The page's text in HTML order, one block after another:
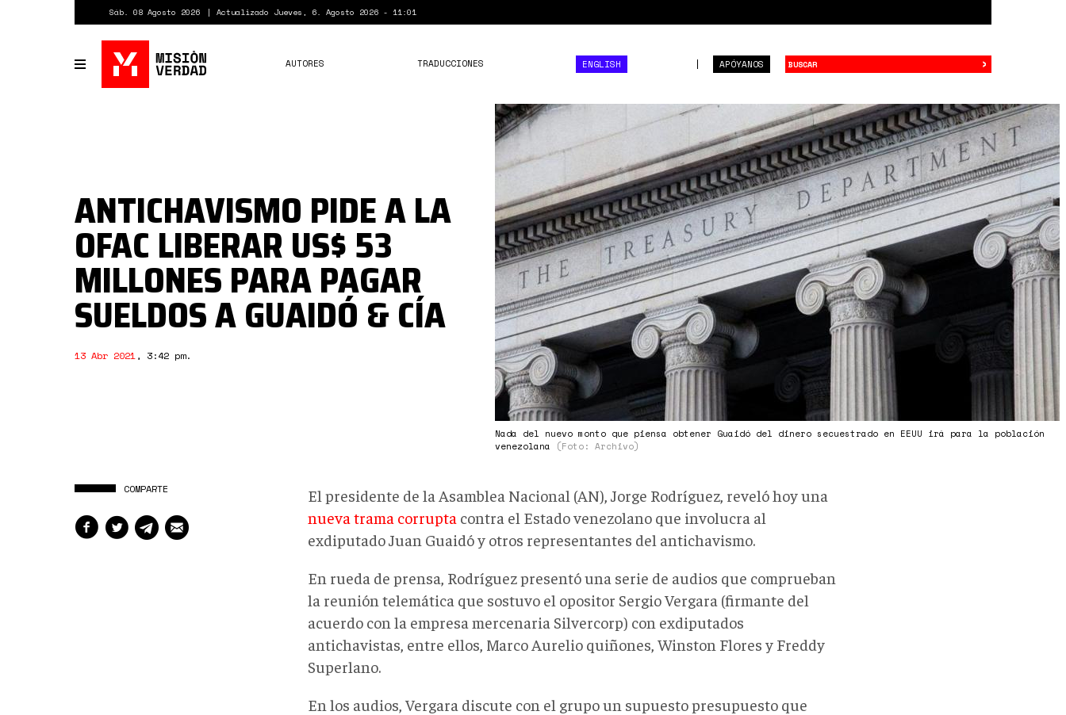
Sáb. 08 Agosto 2026 Actualizado Jueves, 6. Agosto 2026 - 11:01
Toggle
navigation
APÓYANOS
AUTORES TRADUCCIONES ENGLISH ›
ap.jpg
Nada del nuevo monto que piensa obtener Guaidó del dinero secuestrado en EEUU irá para la población
venezolana
(Foto: Archivo)
ANTICHAVISMO PIDE A LA
OFAC LIBERAR US$ 53
MILLONES PARA PAGAR
SUELDOS A GUAIDÓ & CÍA
13 Abr 2021, 3:42 pm.
COMPARTE
El presidente de la Asamblea Nacional (AN), Jorge Rodríguez, reveló hoy una
nueva trama corrupta contra el Estado venezolano que involucra al
exdiputado Juan Guaidó y otros representantes del antichavismo.
En rueda de prensa, Rodríguez presentó una serie de audios que comprueban
la reunión telemática que sostuvo el opositor Sergio Vergara (firmante del
acuerdo con la empresa mercenaria Silvercorp) con exdiputados
antichavistas, entre ellos, Marco Aurelio quiñones, Winston Flores y Freddy
Superlano.
En los audios, Vergara discute con el grupo un supuesto presupuesto que